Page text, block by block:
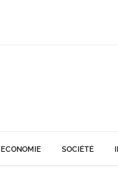
ECONOMIE SOCIÉTÉ